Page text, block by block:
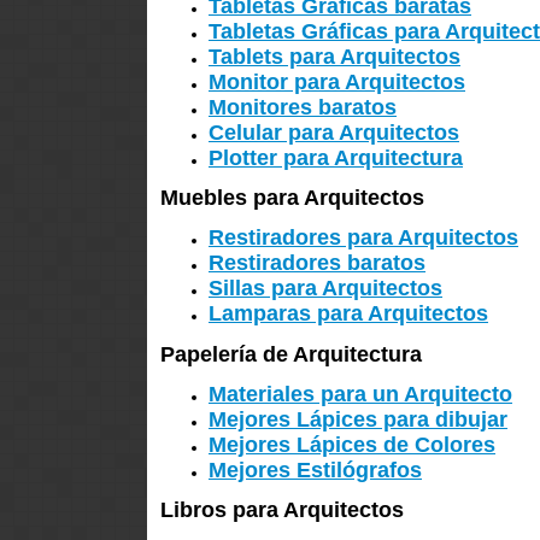
Tabletas Gráficas baratas
Tabletas Gráficas para
Tablets para Arquitectos
Monitor para Arquitectos
Monitores baratos
Celular para Arquitectos
Plotter para Arquitectura
Muebles para Arquitectos
Restiradores para Arquitectos
Restiradores baratos
Sillas para Arquitectos
Lamparas para Arquitectos
Papelería de Arquitectura
Materiales para un Arquitecto
Mejores Lápices para dibujar
Mejores Lápices de Colores
Mejores Estilógrafos
Libros para Arquitectos